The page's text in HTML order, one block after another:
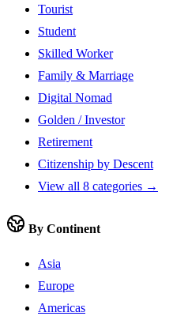
Tourist
Student
Skilled Worker
Family & Marriage
Digital Nomad
Golden / Investor
Retirement
Citizenship by Descent
View all 8 categories →
By Continent
Asia
Europe
Americas